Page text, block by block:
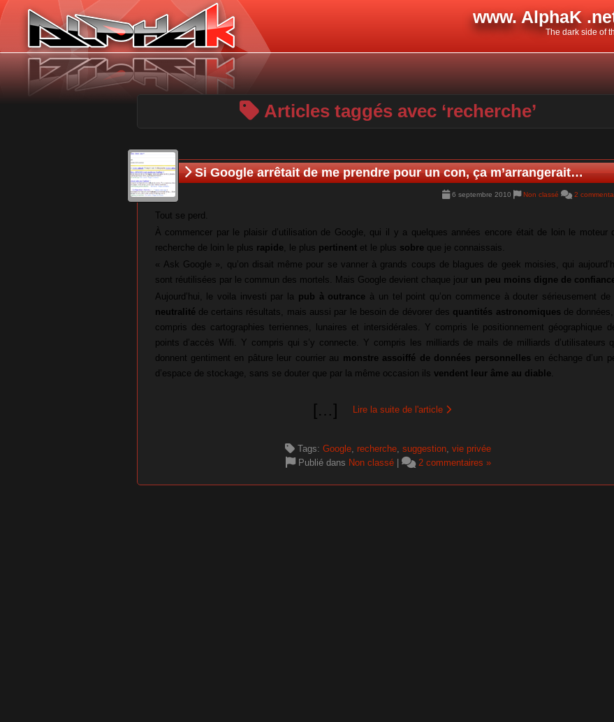
www. AlphaK
The dark side of
Articles taggés avec ‘recherche’
Si Google arrêtait de me prendre pour un con, ça m’arrangerait…
6 septembre 2010 Non classé 2
Tout se perd.
À commencer par le plaisir d’utilisation de Google, qui il y a quelques années encore était de loin le moteur
recherche de loin le plus rapide, le plus pertinent et le plus sobre que je connaissais.
« Ask Google », qu’on disait même pour se vanner à grands coups de blagues de geek moisies, qui
sont réutilisées par le commun des mortels. Mais Google devient chaque jour un peu moins digne de
Aujourd’hui, le voila investi par la pub à outrance à un tel point qu’on commence à douter sérieusement de
neutralité de certains résultats, mais aussi par le besoin de dévorer des quantités astronomiques de
compris des cartographies terriennes, lunaires et intersidérales. Y compris le positionnement géographique
points d’accès Wifi. Y compris qui s’y connecte. Y compris les milliards de mails de milliards d’utilisateurs
donnent gentiment en pâture leur courrier au monstre assoiffé de données personnelles en échange d’un
d’espace de stockage, sans se douter que par la même occasion ils vendent leur âme au diable.
[…] Lire la suite de l'article
Tags: Google, recherche, suggestion, vie privée
Publié dans Non classé| 2 commentaires »
Panneau de gestion des cookies